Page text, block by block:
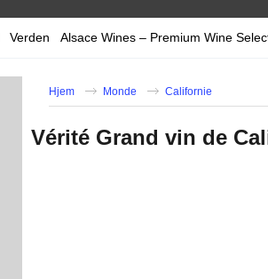
Verden Alsace Wines – Premium Wine
Hjem Monde Californie
Vérité Grand vin de